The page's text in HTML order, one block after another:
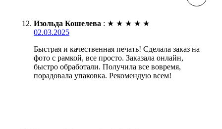
Изольда Кошелева : ★ ★ ★ ★ ★
02.03.2025
Быстрая и качественная печать! Сделала заказ на
фото с рамкой, все просто. Заказала онлайн,
быстро обработали. Получила все вовремя,
порадовала упаковка. Рекомендую всем!